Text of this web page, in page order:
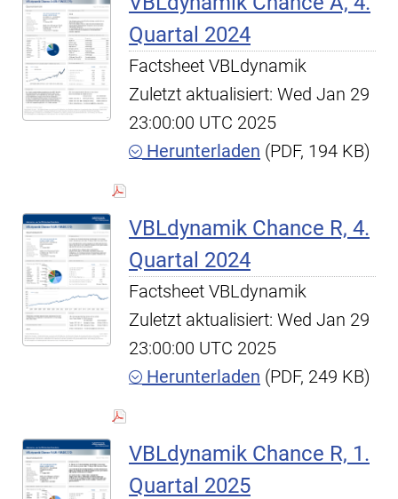
Quartal 2024
Factsheet VBLdynamik
Zuletzt aktualisiert: Wed Jan 29
23:00:00 UTC 2025
Herunterladen (PDF, 194 KB)
VBLdynamik Chance R, 4.
Quartal 2024
Factsheet VBLdynamik
Zuletzt aktualisiert: Wed Jan 29
23:00:00 UTC 2025
Herunterladen (PDF, 249 KB)
VBLdynamik Chance R, 1.
Quartal 2025